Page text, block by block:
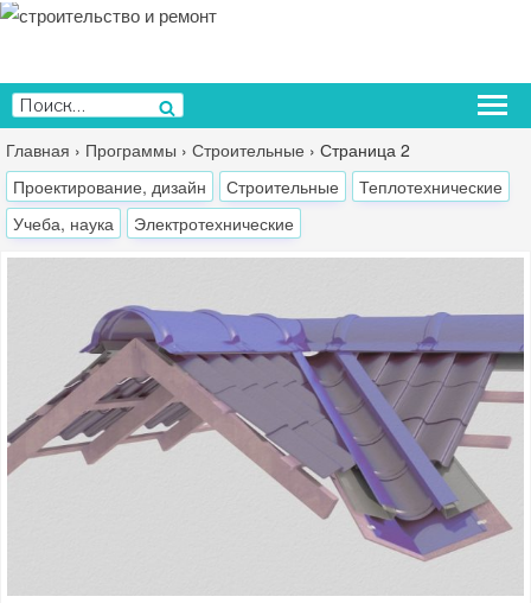
Перейти
содержимому
Искать:
Поиск
Главная › Программы › Строительные › Страница 2
Проектирование, дизайн
Строительные
Теплотехнические
Учеба, наука
Электротехнические